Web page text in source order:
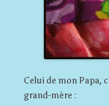
Celui de mon Papa,
grand-mère :